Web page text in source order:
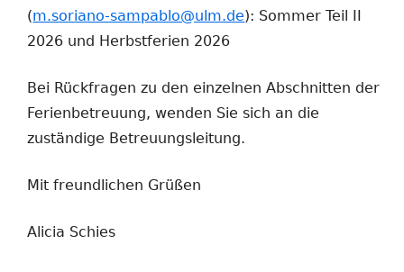
(m.soriano-sampablo@ulm.de): Sommer Teil II
2026 und Herbstferien 2026
Bei Rückfragen zu den einzelnen Abschnitten der
Ferienbetreuung, wenden Sie sich an die
zuständige Betreuungsleitung.
Mit freundlichen Grüßen
Alicia Schies